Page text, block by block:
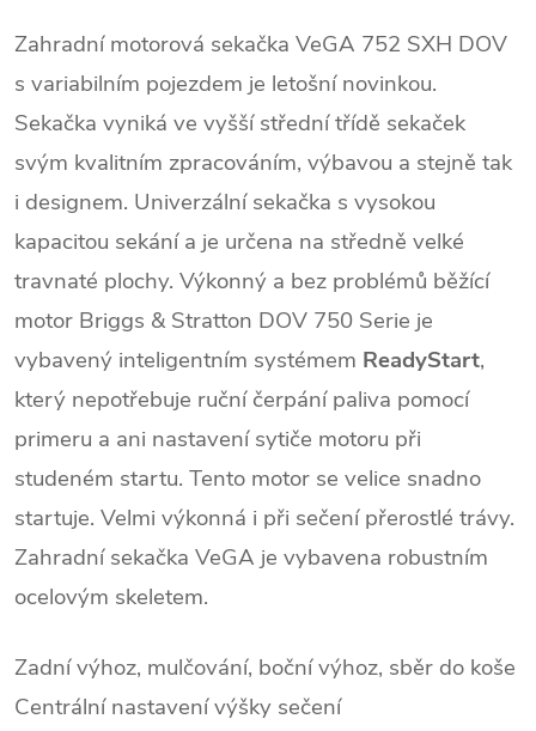
Zahradní motorová sekačka VeGA 752 SXH DOV
s variabilním pojezdem je letošní novinkou.
Sekačka vyniká ve vyšší střední třídě sekaček
svým kvalitním zpracováním, výbavou a stejně tak
i designem. Univerzální sekačka s vysokou
kapacitou sekání a je určena na středně velké
travnaté plochy. Výkonný a bez problémů běžící
motor Briggs & Stratton DOV 750 Serie je
vybavený inteligentním systémem ReadyStart,
který nepotřebuje ruční čerpání paliva pomocí
primeru a ani nastavení sytiče motoru při
studeném startu. Tento motor se velice snadno
startuje. Velmi výkonná i při sečení přerostlé trávy.
Zahradní sekačka VeGA je vybavena robustním
ocelovým skeletem.
Zadní výhoz, mulčování, boční výhoz, sběr do koše
Centrální nastavení výšky sečení